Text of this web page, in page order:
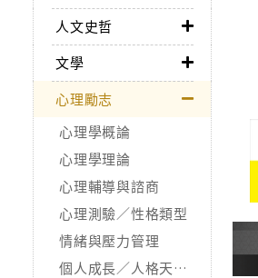
人文史哲
文學
心理勵志
心理學概論
心理學理論
心理輔導與諮商
心理測驗／性格類型
情緒與壓力管理
個人成長／人格天賦／潛能開發